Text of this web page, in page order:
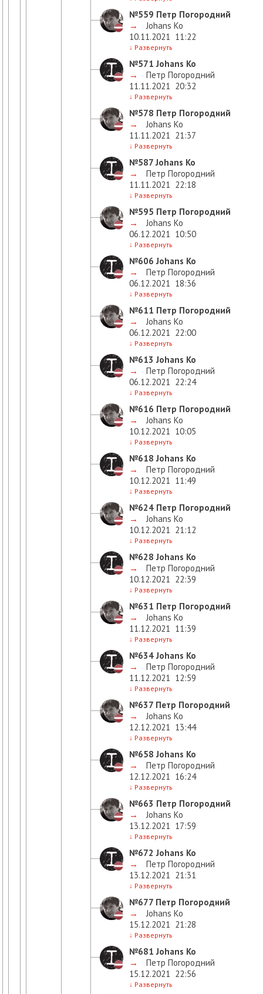
№559 Петр Погородний
→
Johans Ko
10.11.2021 11:22
↓ Развернуть
№571 Johans Ko
→
Петр Погородний
11.11.2021 20:32
↓ Развернуть
№578 Петр Погородний
→
Johans Ko
11.11.2021 21:37
↓ Развернуть
№587 Johans Ko
→
Петр Погородний
11.11.2021 22:18
↓ Развернуть
№595 Петр Погородний
→
Johans Ko
06.12.2021 10:50
↓ Развернуть
№606 Johans Ko
→
Петр Погородний
06.12.2021 18:36
↓ Развернуть
№611 Петр Погородний
→
Johans Ko
06.12.2021 22:00
↓ Развернуть
№613 Johans Ko
→
Петр Погородний
06.12.2021 22:24
↓ Развернуть
№616 Петр Погородний
→
Johans Ko
10.12.2021 10:05
↓ Развернуть
№618 Johans Ko
→
Петр Погородний
10.12.2021 11:49
↓ Развернуть
№624 Петр Погородний
→
Johans Ko
10.12.2021 21:12
↓ Развернуть
№628 Johans Ko
→
Петр Погородний
10.12.2021 22:39
↓ Развернуть
№631 Петр Погородний
→
Johans Ko
11.12.2021 11:39
↓ Развернуть
№634 Johans Ko
→
Петр Погородний
11.12.2021 12:59
↓ Развернуть
№637 Петр Погородний
→
Johans Ko
12.12.2021 13:44
↓ Развернуть
№658 Johans Ko
→
Петр Погородний
12.12.2021 16:24
↓ Развернуть
№663 Петр Погородний
→
Johans Ko
13.12.2021 17:59
↓ Развернуть
№672 Johans Ko
→
Петр Погородний
13.12.2021 21:31
↓ Развернуть
№677 Петр Погородний
→
Johans Ko
15.12.2021 21:28
↓ Развернуть
№681 Johans Ko
→
Петр Погородний
15.12.2021 22:56
↓ Развернуть